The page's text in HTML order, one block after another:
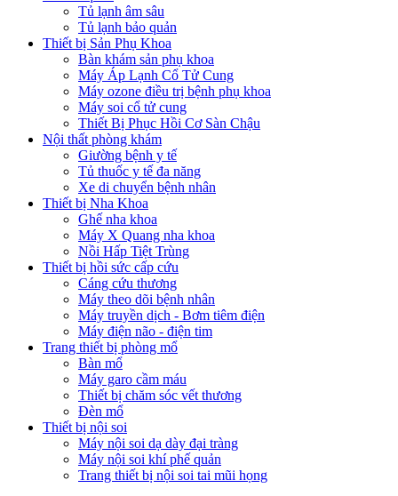
Tủ lạnh âm sâu
Tủ lạnh bảo quản
Thiết bị Sản Phụ Khoa
Bàn khám sản phụ khoa
Máy Áp Lạnh Cổ Tử Cung
Máy ozone điều trị bệnh phụ khoa
Máy soi cổ tử cung
Thiết Bị Phục Hồi Cơ Sàn Chậu
Nội thất phòng khám
Giường bệnh y tế
Tủ thuốc y tế đa năng
Xe di chuyển bệnh nhân
Thiết bị Nha Khoa
Ghế nha khoa
Máy X Quang nha khoa
Nồi Hấp Tiệt Trùng
Thiết bị hồi sức cấp cứu
Cáng cứu thương
Máy theo dõi bệnh nhân
Máy truyền dịch - Bơm tiêm điện
Máy điện não - điện tim
Trang thiết bị phòng mổ
Bàn mổ
Máy garo cầm máu
Thiết bị chăm sóc vết thương
Đèn mổ
Thiết bị nội soi
Máy nội soi dạ dày đại tràng
Máy nội soi khí phế quản
Trang thiết bị nội soi tai mũi họng